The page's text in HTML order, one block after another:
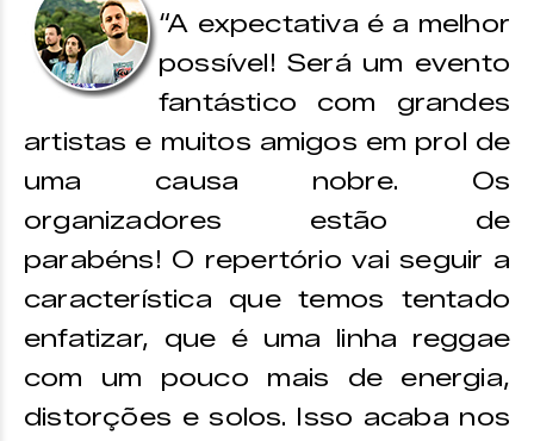
“A expectativa é a melhor
possível! Será um evento
fantástico com grandes
artistas e muitos amigos em prol de
uma causa nobre. Os
organizadores estão de
parabéns! O repertório vai seguir a
característica que temos tentado
enfatizar, que é uma linha reggae
com um pouco mais de energia,
distorções e solos. Isso acaba nos